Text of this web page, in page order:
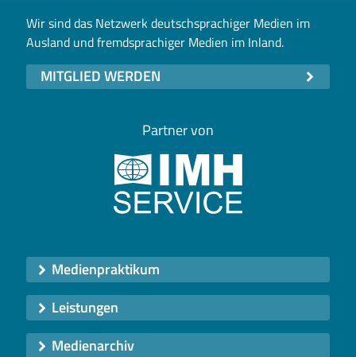
Wir sind das Netzwerk deutschsprachiger Medien im
Ausland und fremdsprachiger Medien im Inland.
MITGLIED WERDEN
Partner von
Medienpraktikum
Leistungen
Medienarchiv